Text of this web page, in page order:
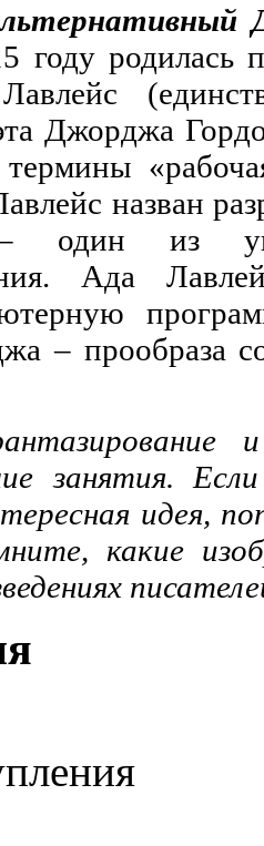
году родилась
Джорджа
назван
из
Ада
– прообраза
занятия.
идея,
какие